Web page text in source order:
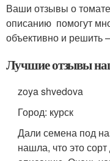
Ваши отзывы о
описанию помогут
объективно и решить
Лучшие отзывы
zoya shvedova
Город: курск
Дали семена под
нашла, что это